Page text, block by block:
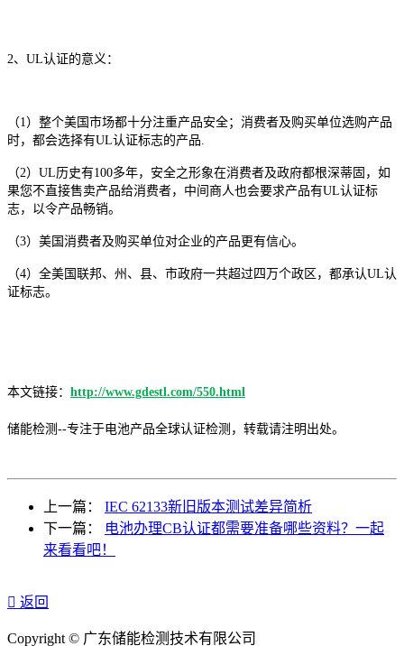
2、UL认证的意义：
（1）整个美国市场都十分注重产品安全；消费者及购买单位选购产品
时，都会选择有UL认证标志的产品.
（2）UL历史有100多年，安全之形象在消费者及政府都根深蒂固，如
果您不直接售卖产品给消费者，中间商人也会要求产品有UL认证标
志，以令产品畅销。
（3）美国消费者及购买单位对企业的产品更有信心。
（4）全美国联邦、州、县、市政府一共超过四万个政区，都承认UL认
证标志。
本文链接： http://www.gdestl.com/550.html
储能检测--专注于电池产品全球认证检测，转载请注明出处。
上一篇： IEC 62133新旧版本测试差异简析
下一篇：
电池办理CB认证都需要准备哪些资料？一起
来看看吧！
 返回
Copyright © 广东储能检测技术有限公司